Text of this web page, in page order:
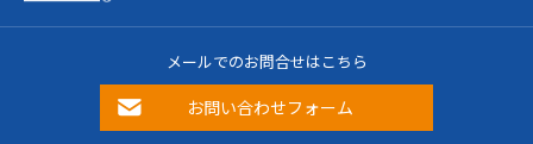
メールでのお問合せはこちら
お問い合わせフォーム